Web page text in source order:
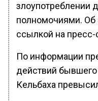
злоупотреблении
полномочиями.
ссылкой на
По информации
действий
Кельбаха